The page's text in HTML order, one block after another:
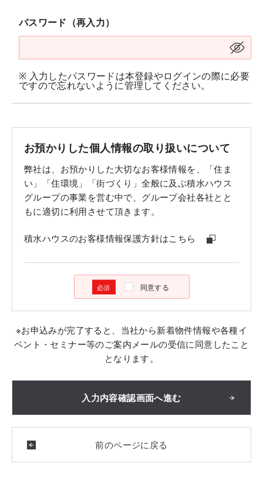
パスワード（再入力）
※ 入力したパスワードは本登録やログインの際に必要
ですので忘れないように管理してください。
お預かりした個人情報の取り扱いについて
弊社は、お預かりした大切なお客様情報を、「住ま
い」「住環境」「街づくり」全般に及ぶ積水ハウス
グループの事業を営む中で、グループ会社各社とと
もに適切に利用させて頂きます。
積水ハウスのお客様情報保護方針はこちら
同意する
※お申込みが完了すると、当社から新着物件情報や各種イ
ベント・セミナー等のご案内メールの受信に同意したこと
となります。